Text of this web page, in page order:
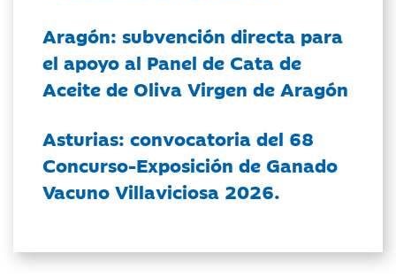
Aragón: subvención directa para
el apoyo al Panel de Cata de
Aceite de Oliva Virgen de Aragón
Asturias: convocatoria del 68
Concurso-Exposición de Ganado
Vacuno Villaviciosa 2026.